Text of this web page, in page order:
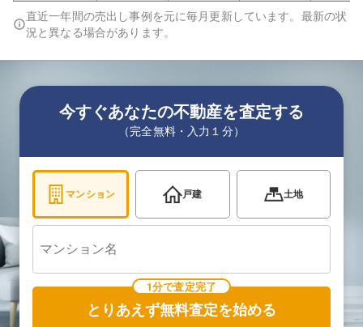
直近一年間の売出し事例を元に毎月更新しています。最新の状
況と異なる場合があります。
今すぐあなたの不動産を査定する
（完全無料・入力１分）
マンション 戸建 土地
1分で査定完了
とりあえず無料査定を始める